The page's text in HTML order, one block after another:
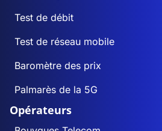
Test de débit
Test de réseau mobile
Baromètre des prix
Palmarès de la 5G
Opérateurs